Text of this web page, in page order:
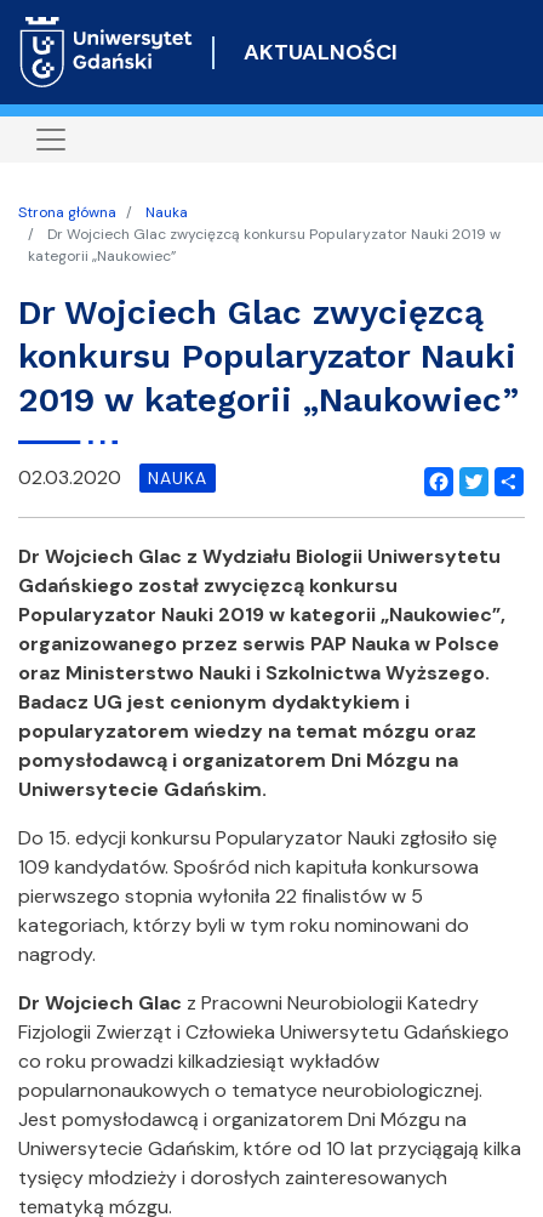
do
AKTUALNOŚCI
Strona główna
Nauka
Dr Wojciech Glac zwycięzcą konkursu Popularyzator Nauki 2019 w
kategorii „Naukowiec”
Dr Wojciech Glac zwycięzcą
konkursu Popularyzator Nauki
2019 w kategorii „Naukowiec”
Facebook
Twitter
02.03.2020 NAUKA
Dr Wojciech Glac z Wydziału Biologii Uniwersytetu
Gdańskiego został zwycięzcą konkursu
Popularyzator Nauki 2019 w kategorii „Naukowiec”,
organizowanego przez serwis PAP Nauka w Polsce
oraz Ministerstwo Nauki i Szkolnictwa Wyższego.
Badacz UG jest cenionym dydaktykiem i
popularyzatorem wiedzy na temat mózgu oraz
pomysłodawcą i organizatorem Dni Mózgu na
Uniwersytecie Gdańskim.
Do 15. edycji konkursu Popularyzator Nauki zgłosiło się
109 kandydatów. Spośród nich kapituła konkursowa
pierwszego stopnia wyłoniła 22 finalistów w 5
kategoriach, którzy byli w tym roku nominowani do
nagrody.
Dr Wojciech Glac z Pracowni Neurobiologii Katedry
Fizjologii Zwierząt i Człowieka Uniwersytetu Gdańskiego
co roku prowadzi kilkadziesiąt wykładów
popularnonaukowych o tematyce neurobiologicznej.
Jest pomysłodawcą i organizatorem Dni Mózgu na
Uniwersytecie Gdańskim, które od 10 lat przyciągają kilka
tysięcy młodzieży i dorosłych zainteresowanych
tematyką mózgu.